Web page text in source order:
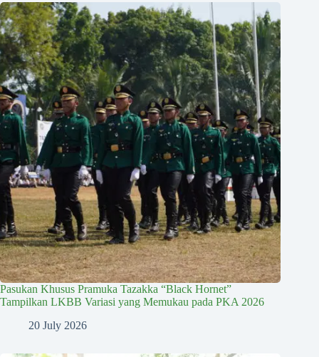
Pasukan Khusus Pramuka Tazakka “Black Hornet”
Tampilkan LKBB Variasi yang Memukau pada PKA 2026
20 July 2026